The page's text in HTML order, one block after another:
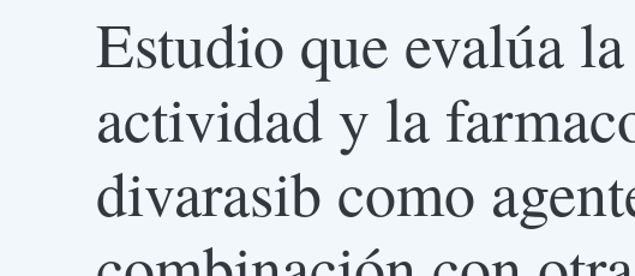
Estudio que evalúa
actividad y la
divarasib como